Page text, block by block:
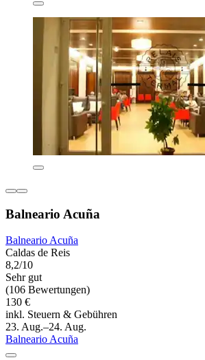
Balneario Acuña
Balneario Acuña
Caldas de Reis
8,2/10
Sehr gut
(106 Bewertungen)
130 €
inkl. Steuern & Gebühren
23. Aug.–24. Aug.
Balneario Acuña